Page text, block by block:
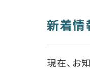
新着情
現在、お